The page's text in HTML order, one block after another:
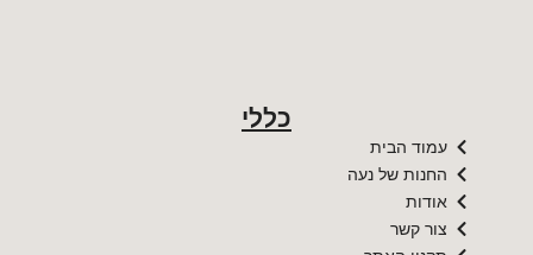
עמוד הבית
החנות של נעה
אודות
צור קשר